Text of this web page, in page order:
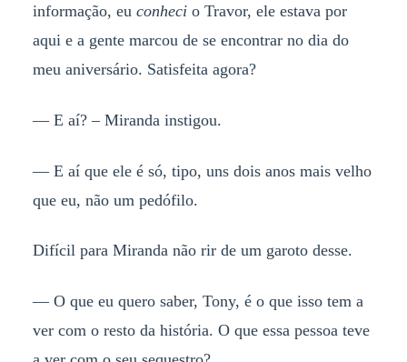
informação, eu conhecio Travor, ele estava por
aqui e a gente marcou de se encontrar no dia do
meu aniversário. Satisfeita agora?
— E aí? – Miranda instigou.
— E aí que ele é só, tipo, uns dois anos mais velho
que eu, não um pedófilo.
Difícil para Miranda não rir de um garoto desse.
— O que eu quero saber, Tony, é o que isso tem a
ver com o resto da história. O que essa pessoa teve